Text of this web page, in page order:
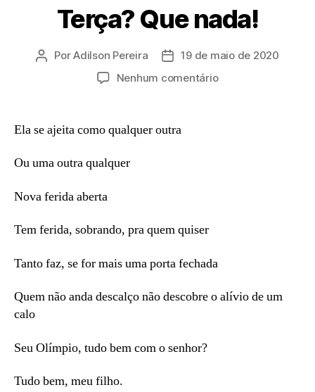
Terça? Que nada!
Autor
PorAdilson Pereira
Data19 de maio de 2020
Nenhum comentárioem
Ela se ajeita como qualquer outra
Ou uma outra qualquer
Nova ferida aberta
Tem ferida, sobrando, pra quem quiser
Tanto faz, se for mais uma porta fechada
Quem não anda descalço não descobre o alívio de um
calo
Seu Olímpio, tudo bem com o senhor?
Tudo bem, meu filho.